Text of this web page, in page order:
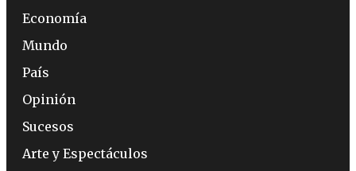
Economía
Mundo
País
Opinión
Sucesos
Arte y Espectáculos